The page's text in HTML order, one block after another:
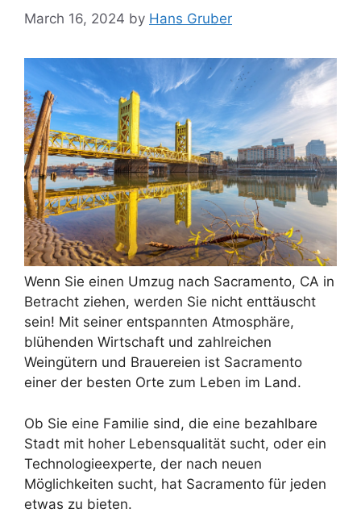
March 16, 2024 by Hans Gruber
Wenn Sie einen Umzug nach Sacramento, CA in
Betracht ziehen, werden Sie nicht enttäuscht
sein! Mit seiner entspannten Atmosphäre,
blühenden Wirtschaft und zahlreichen
Weingütern und Brauereien ist Sacramento
einer der besten Orte zum Leben im Land.
Ob Sie eine Familie sind, die eine bezahlbare
Stadt mit hoher Lebensqualität sucht, oder ein
Technologieexperte, der nach neuen
Möglichkeiten sucht, hat Sacramento für jeden
etwas zu bieten.